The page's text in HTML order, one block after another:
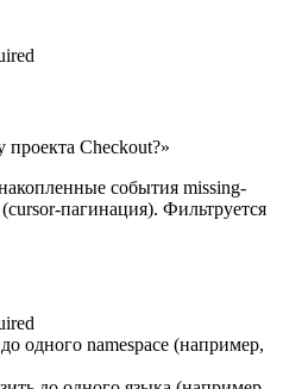
проекта Checkout?»
события missing-
пагинация). Фильтруется
одного namespace (например,